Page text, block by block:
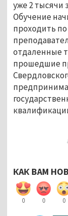
уже 2 тысячи
Обучение
проходить
отдаленные
прошедшие
КАК ВАМ
0 0 0